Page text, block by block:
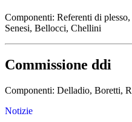
Componenti: Referenti di
Senesi, Bellocci, Chellini
Commissione ddi
Componenti: Delladio, Boretti,
Notizie